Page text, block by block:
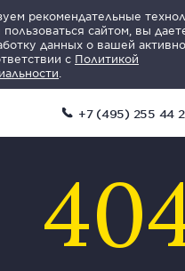
рекомендательные
сайтом, вы
данных о вашей
с Политикой
+7 (495) 255 44